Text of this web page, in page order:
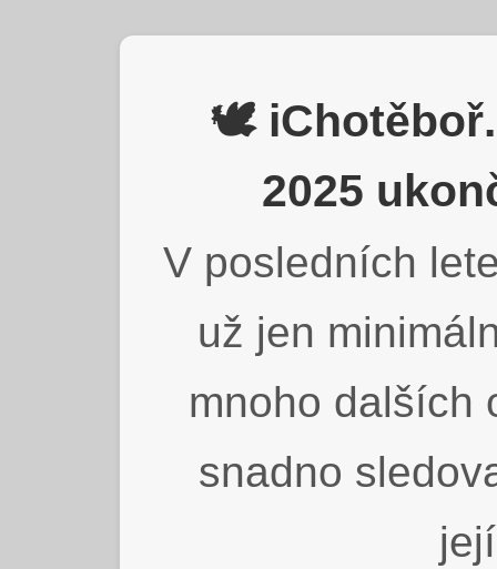
🕊️
2025
V posledních
už jen
mnoho dalších
snadno